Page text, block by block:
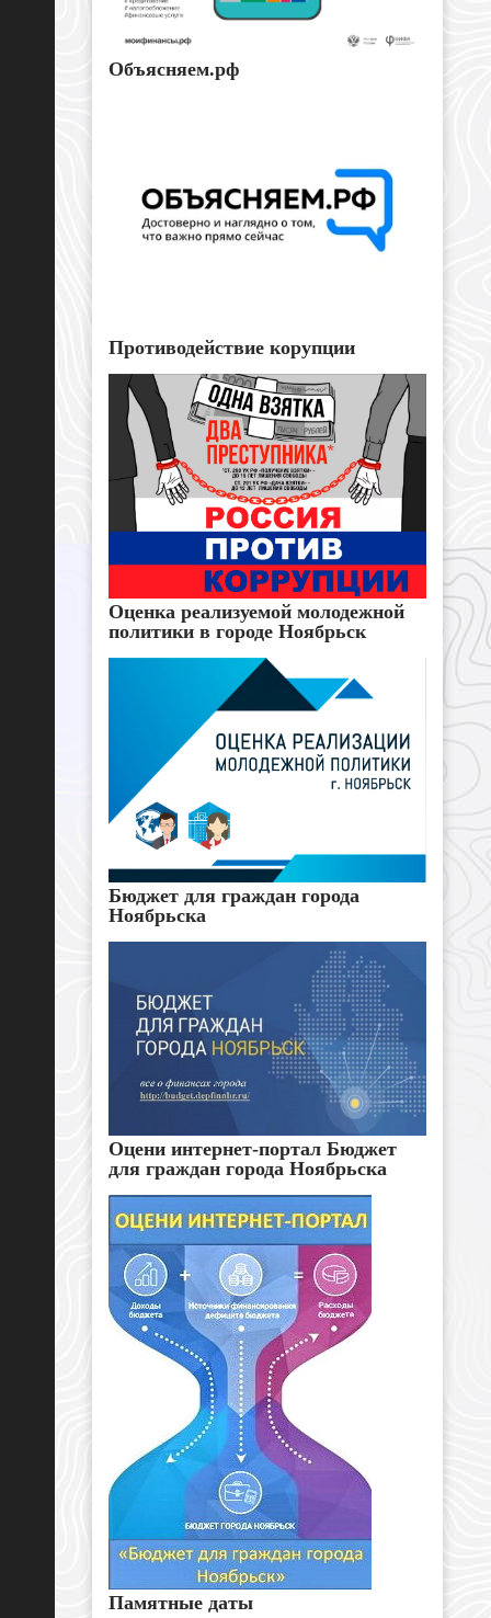
Объясняем.рф
Противодействие корупции
Оценка реализуемой молодежной
политики в городе Ноябрьск
Бюджет для граждан города
Ноябрьска
Оцени интернет-портал Бюджет
для граждан города Ноябрьска
Памятные даты